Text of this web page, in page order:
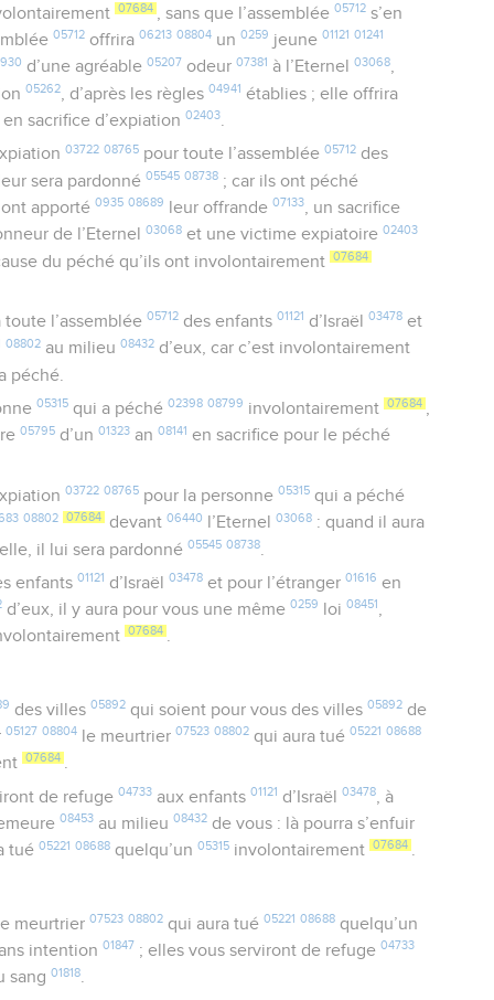
07684 , sans que l’assemblée 05712s’en
05712 offrira06213 08804 un0259 jeune01121 01241
d’une agréable05207 odeur07381 à l’Eternel03068,
05262 , d’après les règles04941 établies ; elle offrira
en sacrifice d’expiation02403.
03722 08765pour toute l’assemblée 05712des
leur sera pardonné05545 08738 ; car ils ont péché
ont apporté0935 08689 leur offrande07133, un sacrifice
de l’Eternel03068 et une victime expiatoire02403
cause du péché qu’ils ont involontairement 07684
l’assemblée 05712des enfants 01121 d’Israël 03478et
08802 au milieu08432 d’eux, car c’est involontairement
a péché.
05315qui a péché 02398 08799 involontairement 07684 ,
05795 d’un01323 an08141 en sacrifice pour le péché
03722 08765pour la personne 05315qui a péché
08802 07684 devant06440 l’Eternel03068 : quand il aura
il lui sera pardonné05545 08738
enfants 01121 d’Israël 03478et pour l’étranger 01616 en
d’eux, il y aura pour vous une même0259 loi08451 ,
07684 .
des villes 05892qui soient pour vous des villes 05892de
05127 08804 le meurtrier07523 08802 qui aura tué05221 08688
07684 .
de refuge 04733aux enfants 01121 d’Israël 03478, à
08453 au milieu08432 de vous : là pourra s’enfuir
tué05221 08688 quelqu’un05315 involontairement 07684 .
le meurtrier 07523 08802qui aura tué 05221 08688quelqu’un
intention01847 ; elles vous serviront de refuge04733
sang01818.